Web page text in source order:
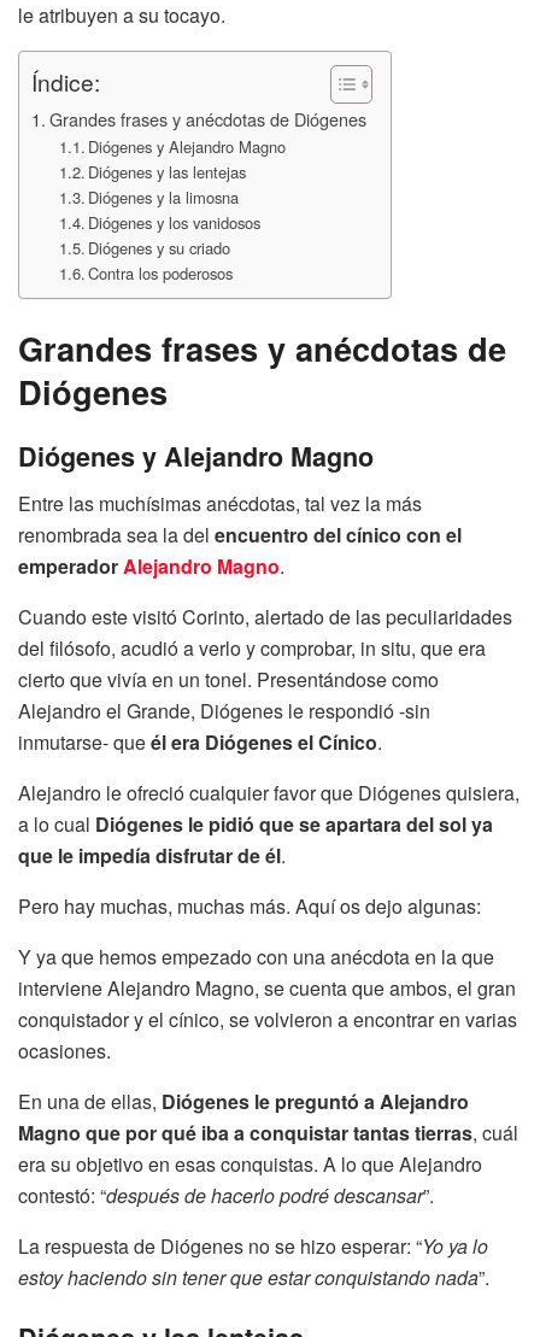
le atribuyen a su tocayo.
Índice:
Grandes frases y anécdotas de Diógenes
Diógenes y Alejandro Magno
Diógenes y las lentejas
Diógenes y la limosna
Diógenes y los vanidosos
Diógenes y su criado
Contra los poderosos
Grandes frases y anécdotas de
Diógenes
Diógenes y Alejandro Magno
Entre las muchísimas anécdotas, tal vez la más
renombrada sea la del encuentro del cínico con el
emperadorAlejandro Magno.
Cuando este visitó Corinto, alertado de las peculiaridades
del filósofo, acudió a verlo y comprobar, in situ, que era
cierto que vivía en un tonel. Presentándose como
Alejandro el Grande, Diógenes le respondió -sin
inmutarse- queél era Diógenes el Cínico.
Alejandro le ofreció cualquier favor que Diógenes quisiera,
a lo cual Diógenes le pidió que se apartara del sol ya
que le impedía disfrutar de él.
Pero hay muchas, muchas más. Aquí os dejo algunas:
Y ya que hemos empezado con una anécdota en la que
interviene Alejandro Magno, se cuenta que ambos, el gran
conquistador y el cínico, se volvieron a encontrar en varias
ocasiones.
En una de ellas, Diógenes le preguntó a Alejandro
Magno que por qué iba a conquistar tantas tierras, cuál
era su objetivo en esas conquistas. A lo que Alejandro
contestó: “después de hacerlo podré descansar”.
La respuesta de Diógenes no se hizo esperar: “Yo ya lo
estoy haciendo sin tener que estar conquistando nada”.